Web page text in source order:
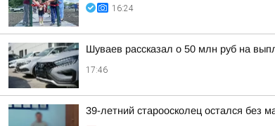
16:24
Шуваев рассказал о 50 млн руб на
17:46
39-летний староосколец остался без